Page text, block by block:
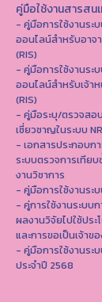
คู่มือใช้งานสารสน
- คู่มือการใช้งานระ
ออนไลน์สำหรับอาจ
(RIS)
- คู่มือการใช้งานระ
ออนไลน์สำหรับเจ้า
(RIS)
- คู่มือระบุ/ตรวจสอ
เชี่ยวชาญในระบบ
- เอกสารประกอบก
ระบบตรวจการเทียบ
งานวิชาการ
- คู่มือการใช้งานระ
- คู่การใช้งานระบบก
ผลงานวิจัยไปใช้ประ
และการขอเป็นเจ้าข
- คู่มือการใช้งานระ
ประจำปี 2568